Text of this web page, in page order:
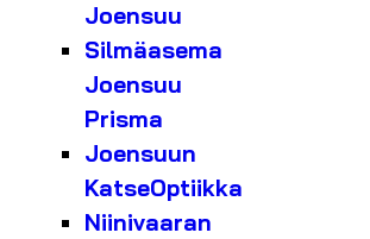
Joensuu
Silmäasema
Joensuu
Prisma
Joensuun
KatseOptiikka
Niinivaaran